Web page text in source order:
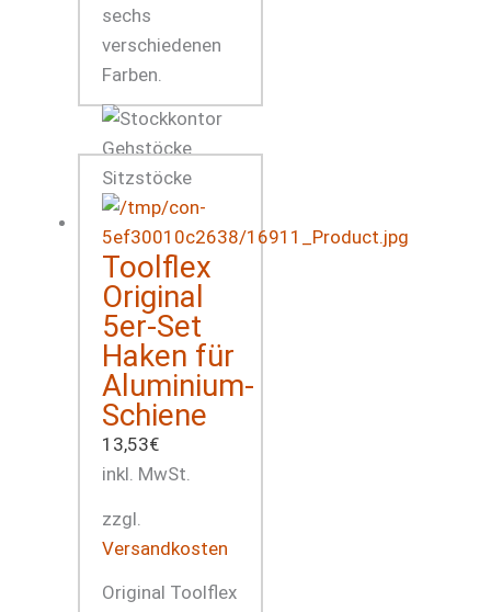
sechs
verschiedenen
Farben.
Toolflex
Original
5er-Set
Haken für
Aluminium-
Schiene
13,53€
inkl. MwSt.
zzgl.
Versandkosten
Original Toolflex